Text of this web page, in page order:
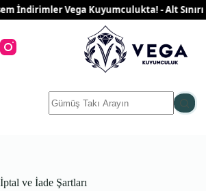
İndirimler Vega Kuyumculukta! - Alt
İptal ve İade Şartları